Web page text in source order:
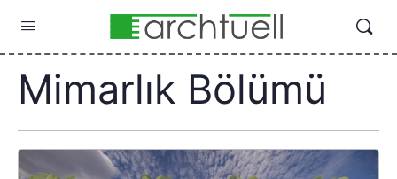
Mimarlık Bölümü